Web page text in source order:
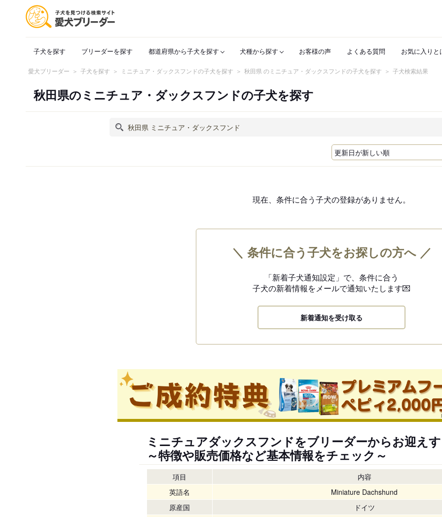
子犬を探す ブリーダーを探す 都道府県から子犬を探す 犬種から探す お客様の声 よくある質問 お気に入りと
愛犬ブリーダー 子犬を探す ミニチュア・ダックスフンドの子犬を探す 秋田県 のミニチュア・ダックスフンドの子犬を探す 子犬検索結果
秋田県のミニチュア・ダックスフンドの子犬を探す
現在、条件に合う子犬の登録がありません。
＼ 条件に合う子犬をお探しの方へ ／
「新着子犬通知設定」で、 条件に合う
子犬の新着情報をメールで通知いたします💌
新着通知を受け取る
ミニチュアダックスフンドをブリーダーからお迎え
～特徴や販売価格など基本情報をチェック～
項目
内容
英語名
Miniature Dachshund
原産国
ドイツ